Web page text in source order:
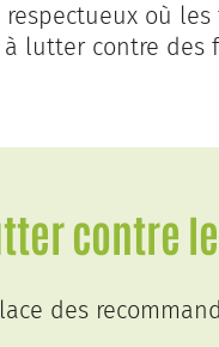
respectueux où
à lutter contre
contre
des